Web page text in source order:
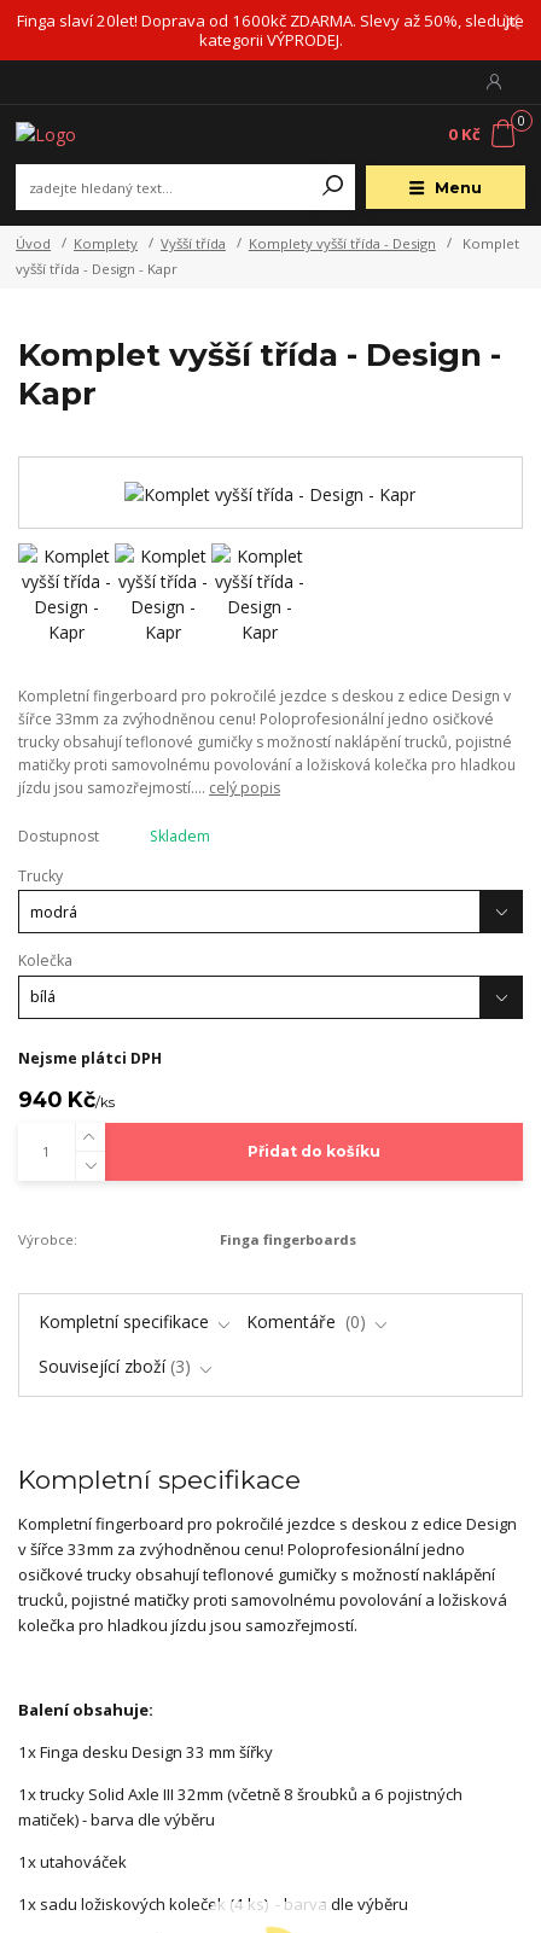
Finga slaví 20let! Doprava od 1600kč ZDARMA. Slevy až 50%, sledujte
kategorii VÝPRODEJ.
Menu
0
0 Kč
Úvod Komplety Vyšší třída Komplety vyšší třída - Design
Komplet
vyšší třída - Design - Kapr
Komplet vyšší třída - Design -
Kapr
Kompletní fingerboard pro pokročilé jezdce s deskou z edice Design v
šířce 33mm za zvýhodněnou cenu! Poloprofesionální jedno osičkové
trucky obsahují teflonové gumičky s možností naklápění trucků, pojistné
matičky proti samovolnému povolování a ložisková kolečka pro hladkou
jízdu jsou samozřejmostí.... celý popis
Dostupnost
Skladem
Trucky
Kolečka
Nejsme plátci DPH
940 Kč/ks
Přidat do košíku
Výrobce: Finga fingerboards
Kompletní specifikace Komentáře
0
Související zboží 3
Kompletní specifikace
Kompletní fingerboard pro pokročilé jezdce s deskou z edice Design
v šířce 33mm za zvýhodněnou cenu! Poloprofesionální jedno
osičkové trucky obsahují teflonové gumičky s možností naklápění
trucků, pojistné matičky proti samovolnému povolování a ložisková
kolečka pro hladkou jízdu jsou samozřejmostí.
Balení obsahuje:
1x Finga desku Design 33 mm šířky
1x trucky Solid Axle III 32mm (včetně 8 šroubků a 6 pojistných
matiček) - barva dle výběru
1x utahováček
1x sadu ložiskových koleček (4 ks) - barva dle výběru